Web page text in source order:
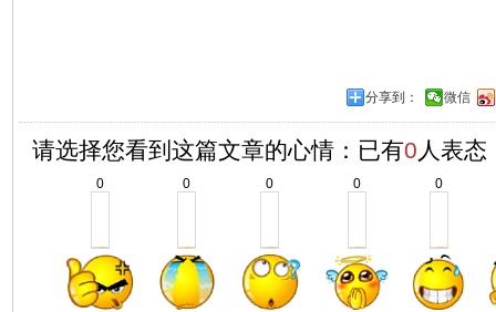
分享到： 微信
请选择您看到这篇文章的心情：已有0 人表态
0 0 0 0 0